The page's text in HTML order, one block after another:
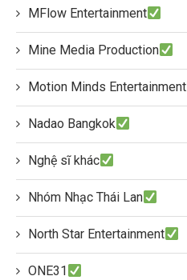
MFlow Entertainment
Mine Media Production
Motion Minds Entertainment
Nadao Bangkok
Nghệ sĩ khác
Nhóm Nhạc Thái Lan
North Star Entertainment
ONE31